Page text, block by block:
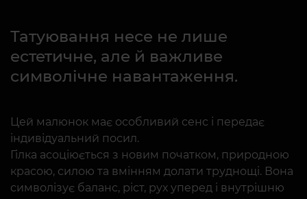
Татуювання несе не лише
естетичне, але й важливе
символічне навантаження.
Цей малюнок має особливий сенс і передає
індивідуальний посил.
Гілка асоціюється з новим початком, природною
красою, силою та вмінням долати труднощі. Вона
символізує баланс, ріст, рух уперед і внутрішню